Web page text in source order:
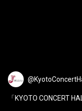
「KYOTO CONCERT